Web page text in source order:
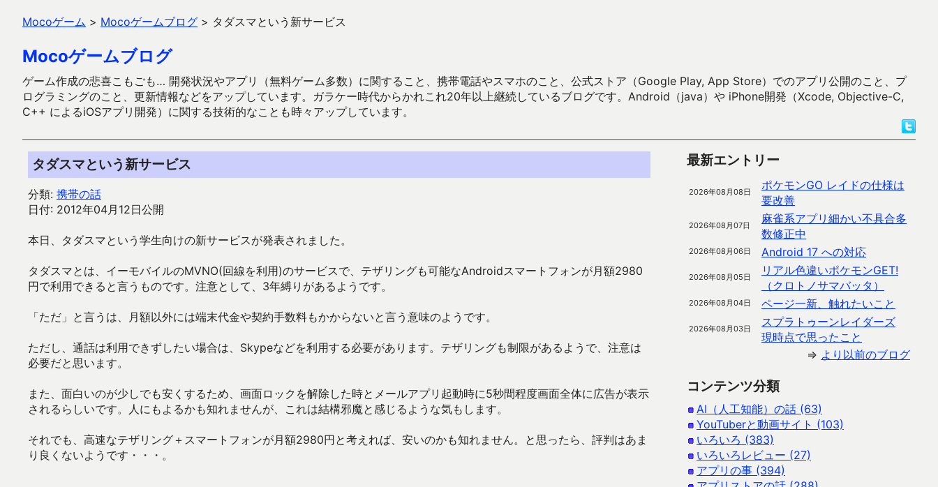
Mocoゲーム > Mocoゲームブログ > タダスマという新サービス
Mocoゲームブログ
ゲーム作成の悲喜こもごも… 開発状況やアプリ（無料ゲーム多数）に関すること、携帯電話やスマホのこと、公式ストア（Google Play, App Store）でのアプリ公開のこと、プ
ログラミングのこと、更新情報などをアップしています。ガラケー時代からかれこれ20年以上継続しているブログです。Android（java）や iPhone開発（Xcode, Objective-C,
C++ によるiOSアプリ開発）に関する技術的なことも時々アップしています。
タダスマという新サービス
分類: 携帯の話
日付: 2012年04月12日公開
本日、タダスマという学生向けの新サービスが発表されました。
タダスマとは、イーモバイルのMVNO(回線を利用)のサービスで、テザリングも可能なAndroidスマートフォンが月額2980
円で利用できると言うものです。注意として、3年縛りがあるようです。
「ただ」と言うは、月額以外には端末代金や契約手数料もかからないと言う意味のようです。
ただし、通話は利用できずしたい場合は、Skypeなどを利用する必要があります。テザリングも制限があるようで、注意は
必要だと思います。
また、面白いのが少しでも安くするため、画面ロックを解除した時とメールアプリ起動時に5秒間程度画面全体に広告が表示
されるらしいです。人にもよるかも知れませんが、これは結構邪魔と感じるような気もします。
それでも、高速なテザリング＋スマートフォンが月額2980円と考えれば、安いのかも知れません。と思ったら、評判はあま
り良くないようです・・・。
最新エントリー
2026年08月08日
ポケモンGO レイドの仕様は
要改善
2026年08月07日
麻雀系アプリ細かい不具合多
数修正中
2026年08月06日 Android 17 への対応
2026年08月05日
リアル色違いポケモンGET!
（クロトノサマバッタ）
2026年08月04日 ページ一新、触れたいこと
2026年08月03日
スプラトゥーンレイダーズ
現時点で思ったこと
⇒ より以前のブログ
コンテンツ分類
AI（人工知能）の話 (63)
YouTuberと動画サイト (103)
いろいろ (383)
いろいろレビュー (27)
アプリの事 (394)